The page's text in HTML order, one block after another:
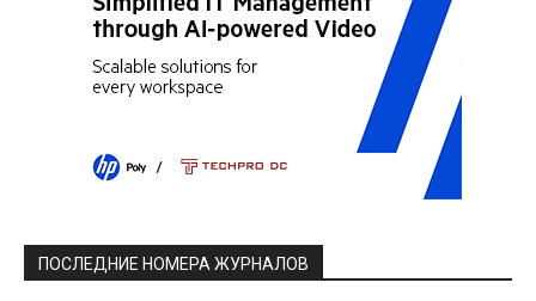
ПОСЛЕДНИЕ НОМЕРА ЖУРНАЛОВ